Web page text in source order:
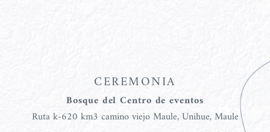
CEREMONIA
Bosque del Centro de eventos
Ruta k-620 km3 camino viejo Maule, Unihue, Maule